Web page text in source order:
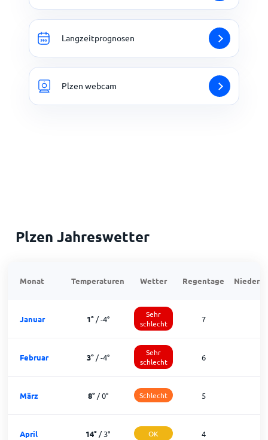
Langzeitprognosen
Plzen webcam
Plzen Jahreswetter
Monat Temperaturen Wetter Regentage
Januar 1°/-4°
Sehr
schlecht
7
Februar 3°/-4°
Sehr
schlecht
6
März 8°/0° Schlecht 5
April 14° /3° OK 4